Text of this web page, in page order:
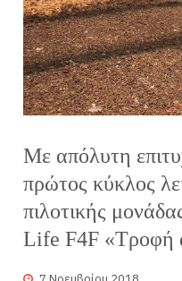
Με απόλυτη
πρώτος κύκλος
πιλοτικής
Life F4F «Τροφή